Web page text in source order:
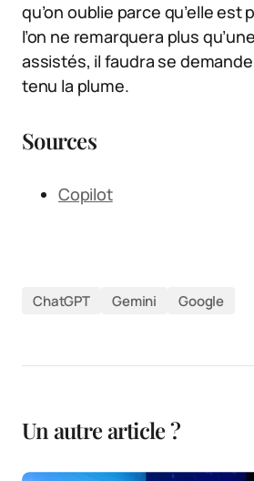
qu’on oublie parce qu’elle est
l’on ne remarquera plus
assistés, il faudra se
tenu la plume.
Sources
Copilot
ChatGPT Gemini Google
Un autre article ?